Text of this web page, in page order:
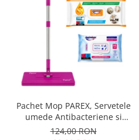
Pachet Mop PAREX, Servetele
umede Antibacteriene si
Multisuprafete
124,00 RON